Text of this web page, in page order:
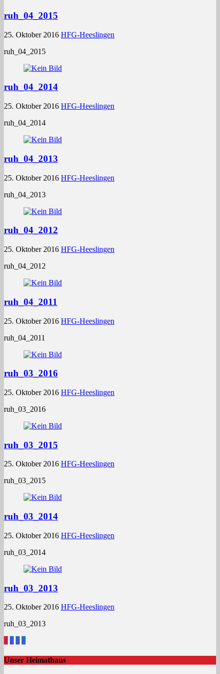
ruh_04_2015
25. Oktober 2016 HFG-Heeslingen
ruh_04_2015
ruh_04_2014
25. Oktober 2016 HFG-Heeslingen
ruh_04_2014
ruh_04_2013
25. Oktober 2016 HFG-Heeslingen
ruh_04_2013
ruh_04_2012
25. Oktober 2016 HFG-Heeslingen
ruh_04_2012
ruh_04_2011
25. Oktober 2016 HFG-Heeslingen
ruh_04_2011
ruh_03_2016
25. Oktober 2016 HFG-Heeslingen
ruh_03_2016
ruh_03_2015
25. Oktober 2016 HFG-Heeslingen
ruh_03_2015
ruh_03_2014
25. Oktober 2016 HFG-Heeslingen
ruh_03_2014
ruh_03_2013
25. Oktober 2016 HFG-Heeslingen
ruh_03_2013
1 2 3 »
Unser Heimathaus